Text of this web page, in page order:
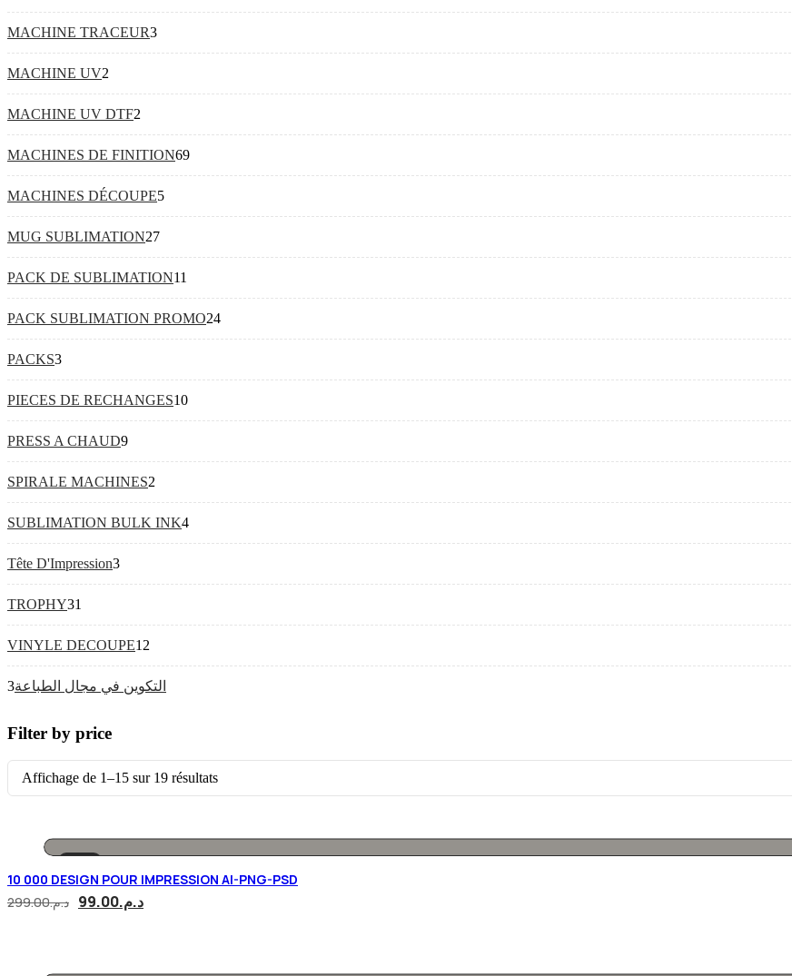
MACHINE TRACEUR3
MACHINE UV2
MACHINE UV DTF2
MACHINES DE FINITION69
MACHINES DÉCOUPE5
MUG SUBLIMATION27
PACK DE SUBLIMATION11
PACK SUBLIMATION PROMO24
PACKS3
PIECES DE RECHANGES10
PRESS A CHAUD9
SPIRALE MACHINES2
SUBLIMATION BULK INK4
Tête D'Impression3
TROPHY31
VINYLE DECOUPE12
التكوين في مجال الطباعة3
Filter by price
Affichage de 1–15 sur 19 résultats
10 000 DESIGN POUR IMPRESSION AI-PNG-PSD
د.م.299.00 د.م.99.00